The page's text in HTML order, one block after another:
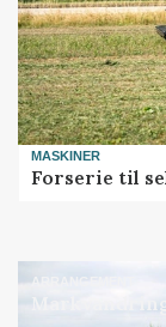
MASKINER
Forserie til
ARRANGEMENT